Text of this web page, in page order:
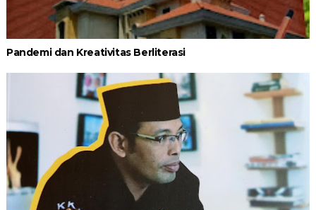
Pandemi dan Kreativitas Berliterasi